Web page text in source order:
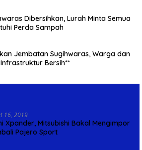
Dibersihkan, Lurah Minta Semua
Perda Sampah
Jembatan Sugihwaras, Warga dan
Bersih**
16, 2019
Xpander, Mitsubishi Bakal Mengimpor
Pajero Sport